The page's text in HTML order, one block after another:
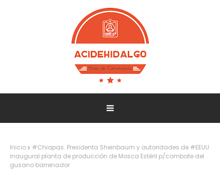
Inicio
#Chiapas. Presidenta Sheinbaum y autoridades de #EEUU
inaugural planta de producción de Mosca Estéril p/combate del
gusano barrenador